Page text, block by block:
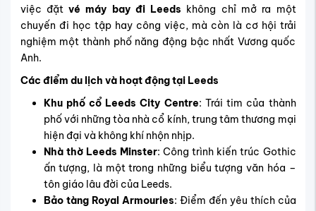
việc đặtvé máy bay đi Leeds không chỉ mở ra một
chuyến đi học tập hay công việc, mà còn là cơ hội trải
nghiệm một thành phố năng động bậc nhất Vương quốc
Anh.
Các điểm du lịch và hoạt động tại Leeds
Khu phố cổ Leeds City Centre: Trái tim của thành
phố với những tòa nhà cổ kính, trung tâm thương mại
hiện đại và không khí nhộn nhịp.
Nhà thờ Leeds Minster: Công trình kiến trúc Gothic
ấn tượng, là một trong những biểu tượng văn hóa –
tôn giáo lâu đời của Leeds.
Bảo tàng Royal Armouries: Điểm đến yêu thích của